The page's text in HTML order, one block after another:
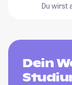
Du wirst
Dein